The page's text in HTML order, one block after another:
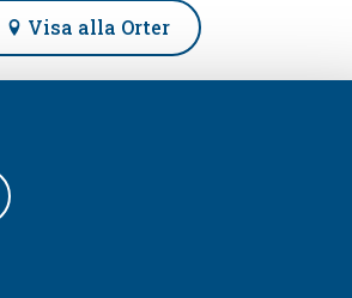
Visa alla Orter